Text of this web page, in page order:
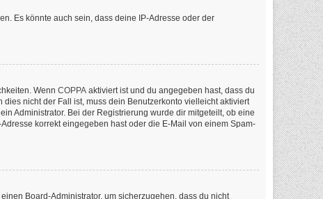
Es könnte auch sein, dass deine IP-Adresse oder der
Wenn COPPA aktiviert ist und du angegeben hast, dass du
nicht der Fall ist, muss dein Benutzerkonto vielleicht aktiviert
Administrator. Bei der Registrierung wurde dir mitgeteilt, ob eine
korrekt eingegeben hast oder die E-Mail von einem Spam-
Board-Administrator, um sicherzugehen, dass du nicht